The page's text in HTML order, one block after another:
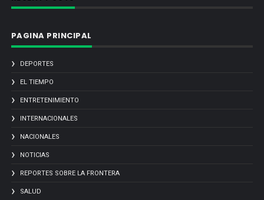
PAGINA PRINCIPAL
DEPORTES
EL TIEMPO
ENTRETENIMIENTO
INTERNACIONALES
NACIONALES
NOTICIAS
REPORTES SOBRE LA FRONTERA
SALUD